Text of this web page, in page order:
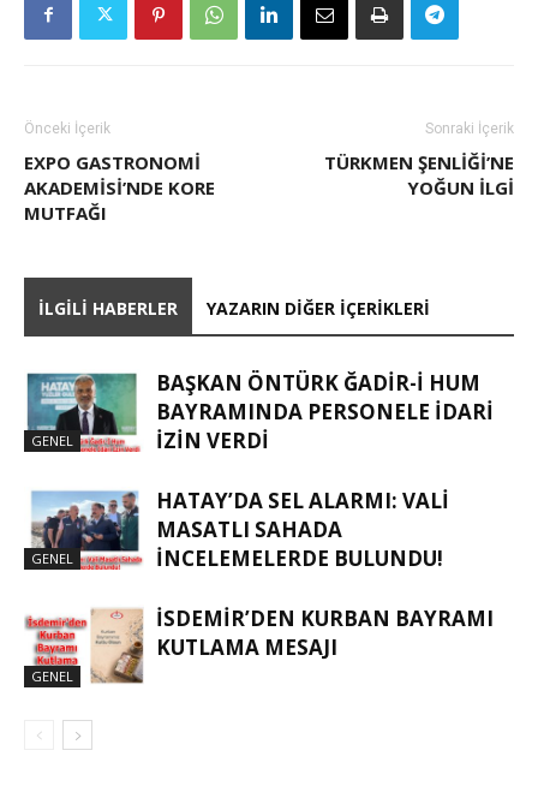
Önceki İçerik
EXPO GASTRONOMİ
AKADEMİSİ’NDE KORE
MUTFAĞI
Sonraki İçerik
TÜRKMEN ŞENLİĞİ’NE
YOĞUN İLGİ
İLGILI HABERLER YAZARIN DIĞER İÇERIKLERI
GENEL
BAŞKAN ÖNTÜRK ĞADIR-İ HUM
BAYRAMINDA PERSONELE İDARI
İZIN VERDI
GENEL
HATAY’DA SEL ALARMI: VALI
MASATLI SAHADA
İNCELEMELERDE BULUNDU!
GENEL
İSDEMIR’DEN KURBAN BAYRAMI
KUTLAMA MESAJI